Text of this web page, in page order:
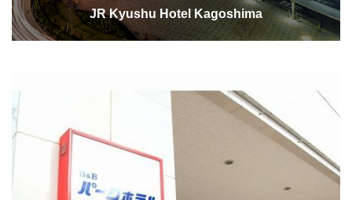
JR Kyushu Hotel Kagoshima